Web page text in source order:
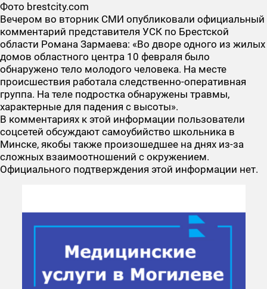
Фото brestcity.com
Вечером во вторник СМИ опубликовали официальный
комментарий представителя УСК по Брестской
области Романа Зармаева: «Во дворе одного из жилых
домов областного центра 10 февраля было
обнаружено тело молодого человека. На месте
происшествия работала следственно-оперативная
группа. На теле подростка обнаружены травмы,
характерные для падения с высоты».
В комментариях к этой информации пользователи
соцсетей обсуждают самоубийство школьника в
Минске, якобы также произошедшее на днях из-за
сложных взаимоотношений с окружением.
Официального подтверждения этой информации нет.